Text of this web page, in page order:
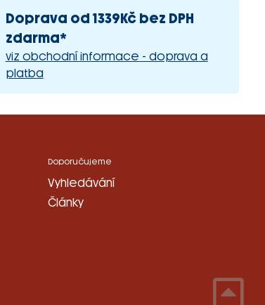
Doprava od 1339Kč bez DPH
zdarma*
viz obchodní informace - doprava a
platba
Doporučujeme
Vyhledávání
Články